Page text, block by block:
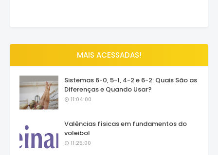
MAIS ACESSADAS!
Sistemas 6-0, 5-1, 4-2 e 6-2: Quais São as
Diferenças e Quando Usar?
11:04:00
Valências físicas em fundamentos do
voleibol
11:25:00